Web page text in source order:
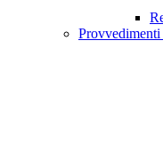
Provvedimenti